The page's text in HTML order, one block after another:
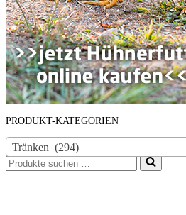
PRODUKT-KATEGORIEN
Tränken (294)
Suchen
nach …